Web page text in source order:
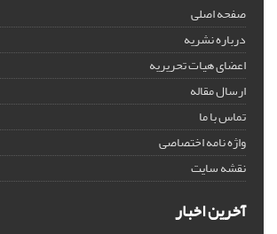
صفحه اصلی
درباره نشریه
اعضای هیات تحریریه
ارسال مقاله
تماس با ما
واژه نامه اختصاصی
نقشه سایت
آخرین اخبار